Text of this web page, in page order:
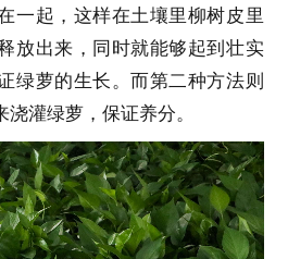
一起，这样在土壤里柳树皮里
放出来，同时就能够起到壮实
绿萝的生长。而第二种方法则
灌绿萝，保证养分。